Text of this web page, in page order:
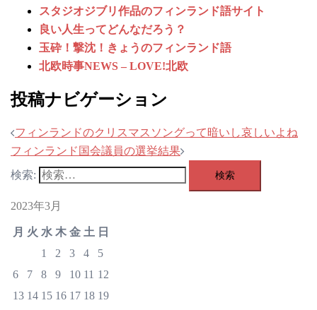
スタジオジブリ作品のフィンランド語サイト
良い人生ってどんなだろう？
玉砕！撃沈！きょうのフィンランド語
北欧時事NEWS – LOVE!北欧
投稿ナビゲーション
フィンランドのクリスマスソングって暗いし哀しいよね
フィンランド国会議員の選挙結果
検索:
2023年3月
月 火 水 木 金 土 日
1
2 3 4
5
6
7 8 9 10 11 12
13 14 15 16 17 18 19